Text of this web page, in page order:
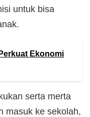
untuk bisa
Ekonomi
serta merta
masuk ke sekolah,